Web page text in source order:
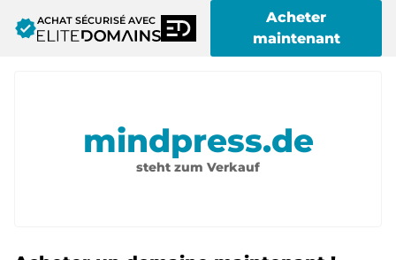
verifiedACHAT SÉCURISÉ AVEC
Acheter
maintenant
mindpress.de
steht zum Verkauf